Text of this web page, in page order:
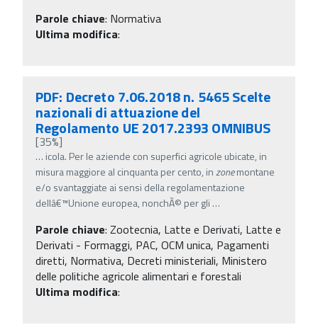
Parole chiave: Normativa
Ultima modifica:
PDF: Decreto 7.06.2018 n. 5465 Scelte
nazionali di attuazione del
Regolamento UE 2017.2393 OMNIBUS
[35%]
… icola. Per le aziende con superfici agricole ubicate, in
misura maggiore al cinquanta per cento, inzonemontane
e/o svantaggiate ai sensi della regolamentazione
dellâ€™Unione europea, nonchÃ© per gli …
Parole chiave: Zootecnia, Latte e Derivati, Latte e
Derivati - Formaggi, PAC, OCM unica, Pagamenti
diretti, Normativa, Decreti ministeriali, Ministero
delle politiche agricole alimentari e forestali
Ultima modifica: